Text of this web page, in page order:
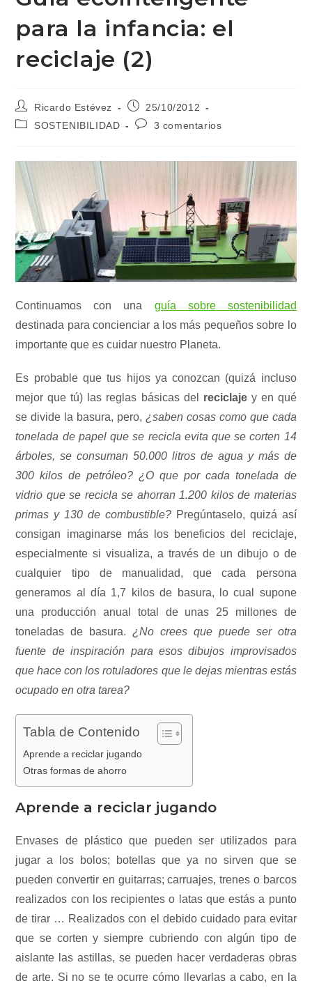
para la infancia: el
reciclaje (2)
Autor
de
la
Ricardo Estévez
Publicación
de
25/10/2012
Categoría
entrada:
SOSTENIBILIDAD
Comentarios
entrada:
3 comentarios
Continuamos con una guía sobre sostenibilidad
destinada para concienciar a los más pequeños sobre lo
importante que es cuidar nuestro Planeta.
Es probable que tus hijos ya conozcan (quizá incluso
mejor que tú) las reglas básicas del reciclajey en qué
se divide la basura, pero, ¿saben cosas como que cada
tonelada de papel que se recicla evita que se corten 14
árboles, se consuman 50.000 litros de agua y más de
300 kilos de petróleo? ¿O que por cada tonelada de
vidrio que se recicla se ahorran 1.200 kilos de materias
primas y 130 de combustible?Pregúntaselo, quizá así
consigan imaginarse más los beneficios del reciclaje,
especialmente si visualiza, a través de un dibujo o de
cualquier tipo de manualidad, que cada persona
generamos al día 1,7 kilos de basura, lo cual supone
una producción anual total de unas 25 millones de
toneladas de basura.¿No crees que puede ser otra
fuente de inspiración para esos dibujos improvisados
que hace con los rotuladores que le dejas mientras estás
ocupado en otra tarea?
Tabla de Contenido
Aprende a reciclar jugando
Otras formas de ahorro
Aprende a reciclar jugando
Envases de plástico que pueden ser utilizados para
jugar a los bolos; botellas que ya no sirven que se
pueden convertir en guitarras; carruajes, trenes o barcos
realizados con los recipientes o latas que estás a punto
de tirar … Realizados con el debido cuidado para evitar
que se corten y siempre cubriendo con algún tipo de
aislante las astillas, se pueden hacer verdaderas obras
de arte. Si no se te ocurre cómo llevarlas a cabo, en la